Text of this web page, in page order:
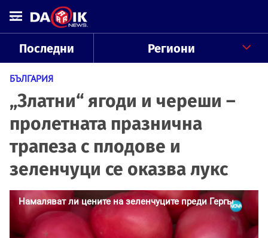
Последни Региони
БЪЛГАРИЯ
„Златни“ ягоди и череши –
пролетната празнична
трапеза с плодове и
зеленчуци се оказва лукс